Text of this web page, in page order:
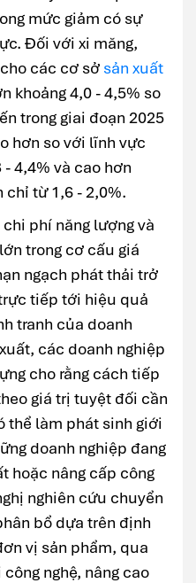
mức giảm có sự
Đối với xi măng,
các cơ sở sản xuất
khoảng 4,0 - 4,5% so
trong giai đoạn 2025
hơn so với lĩnh vực
4,4% và cao hơn
chỉ từ 1,6 - 2,0%.
phí năng lượng và
trong cơ cấu giá
ngạch phát thải trở
tiếp tới hiệu quả
tranh của doanh
các doanh nghiệp
cho rằng cách tiếp
giá trị tuyệt đối cần
thể làm phát sinh giới
doanh nghiệp đang
hoặc nâng cấp công
nghiên cứu chuyển
bổ dựa trên định
vị sản phẩm, qua
nghệ, nâng cao